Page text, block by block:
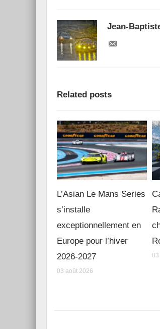
Jean-
Related posts
L’Asian Le Mans Series
s’installe
exceptionnellement en
Europe pour l’hiver
2026-2027
03 août 2026
03